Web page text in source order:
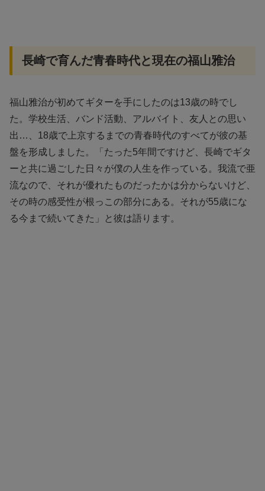
長崎で育んだ青春時代と現在の福山雅治
福山雅治が初めてギターを手にしたのは13歳の時でし
た。学校生活、バンド活動、アルバイト、友人との思い
出…、18歳で上京するまでの青春時代のすべてが彼の基
盤を形成しました。「たった5年間ですけど、長崎でギタ
ーと共に過ごした日々が僕の人生を作っている。我流で亜
流なので、それが優れたものだったかは分からないけど、
その時の感受性が根っこの部分にある。それが55歳にな
る今まで続いてきた」と彼は語ります。